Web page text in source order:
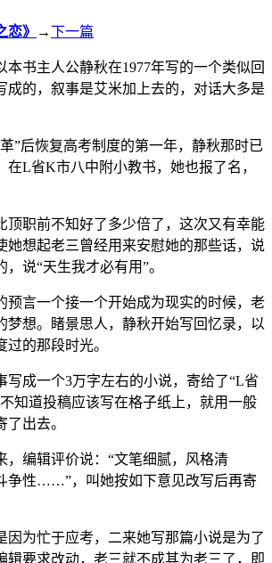
恋》 →下一篇
本书主人公静秋在1977年写的一个类似回
成的，叙事是艾米加上去的，对话大多是
”后恢复高考制度的第一年，静秋那时已
在L省K市八中附小教书，她也报了名，
顶职前不知好了多少倍了，这次又有幸能
她想起老三曾经用来安慰她的那些话，说
说“天生我才必有用”。
预言一个接一个开始成为现实的时候，老
梦想。睹景思人，静秋开始写回忆录，以
的那段时光。
写成一个3万字左右的小说，寄给了“L省
知道投稿应该写在格子纸上，就用一般
出去。
，编辑评价说：“文笔细腻，风格清
性……”，叫她按如下意见改写后再寄
因为忙于应考，二来她写那篇小说是为了
辑要求改动，老三就不成其为老三了，即